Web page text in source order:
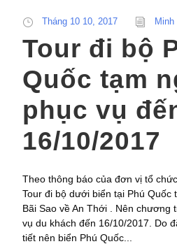
Tháng 10 10, 2017 Minh
Tour đi bộ
Quốc tạm
phục vụ
16/10/2017
Theo thông báo của đơn vị tổ
Tour đi bộ dưới biển tại Phú
Bãi Sao về An Thới . Nên chương
vụ du khách đến 16/10/2017. Do
tiết nên biển Phú Quốc...